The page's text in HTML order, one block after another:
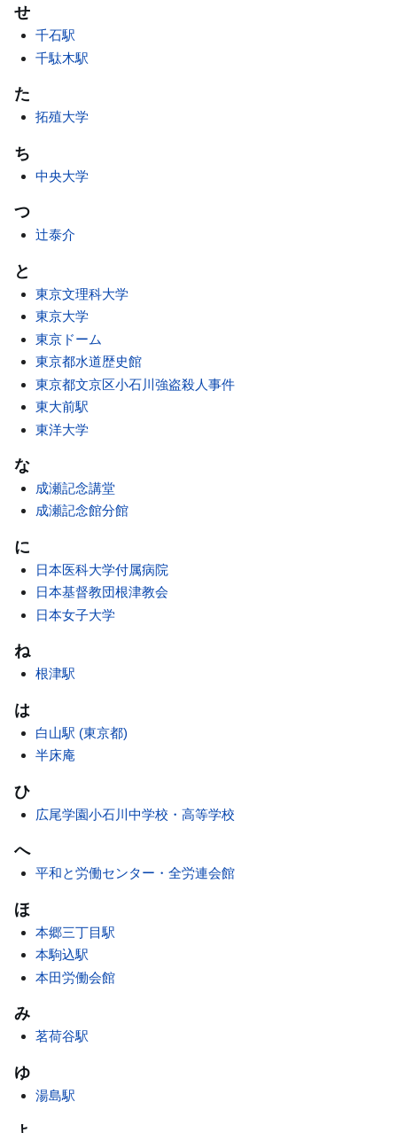
せ
千石駅
千駄木駅
た
拓殖大学
ち
中央大学
つ
辻泰介
と
東京文理科大学
東京大学
東京ドーム
東京都水道歴史館
東京都文京区小石川強盗殺人事件
東大前駅
東洋大学
な
成瀬記念講堂
成瀬記念館分館
に
日本医科大学付属病院
日本基督教団根津教会
日本女子大学
ね
根津駅
は
白山駅 (東京都)
半床庵
ひ
広尾学園小石川中学校・高等学校
へ
平和と労働センター・全労連会館
ほ
本郷三丁目駅
本駒込駅
本田労働会館
み
茗荷谷駅
ゆ
湯島駅